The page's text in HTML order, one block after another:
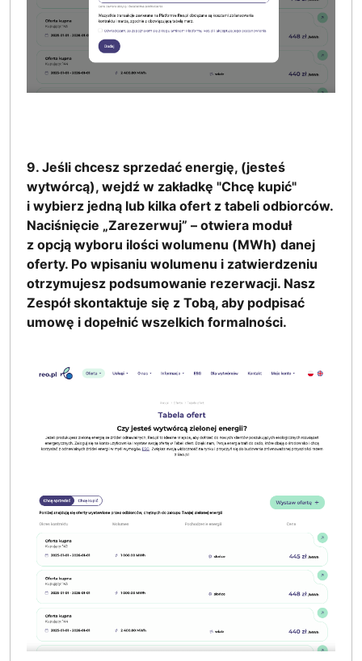
9. Jeśli chcesz sprzedać energię, (jesteś
wytwórcą), wejdź w zakładkę "Chcę kupić"
i wybierz jedną lub kilka ofert z tabeli odbiorców.
Naciśnięcie „Zarezerwuj” – otwiera moduł
z opcją wyboru ilości wolumenu (MWh) danej
oferty. Po wpisaniu wolumenu i zatwierdzeniu
otrzymujesz podsumowanie rezerwacji. Nasz
Zespół skontaktuje się z Tobą, aby podpisać
umowę i dopełnić wszelkich formalności.